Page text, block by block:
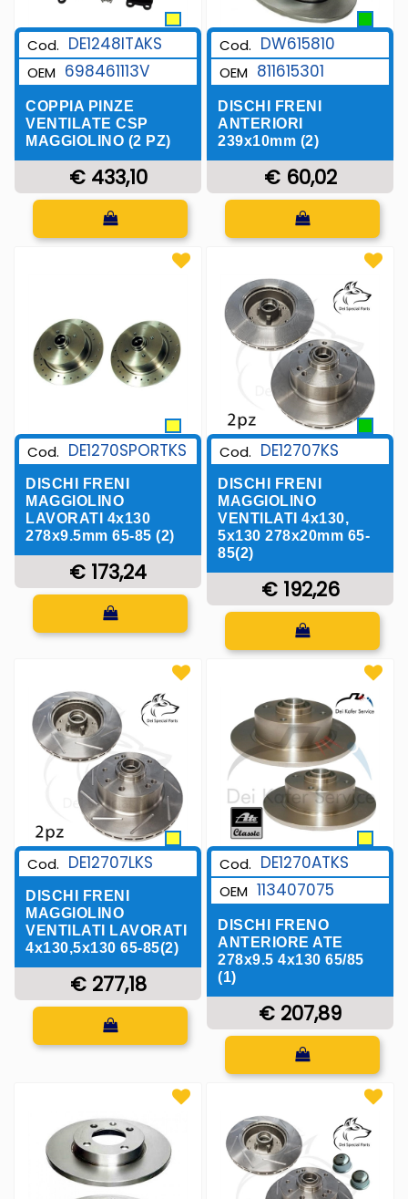
Cod. DE1248ITAKS
OEM 698461113V
COPPIA PINZE
VENTILATE CSP
MAGGIOLINO (2 PZ)
€ 433,10
Quantità
Cod. DW615810
OEM 811615301
DISCHI FRENI
ANTERIORI
239x10mm (2)
€ 60,02
Quantità
Cod. DE1270SPORTKS
DISCHI FRENI
MAGGIOLINO
LAVORATI 4x130
278x9.5mm 65-85 (2)
€ 173,24
Quantità
Cod. DE12707KS
DISCHI FRENI
MAGGIOLINO
VENTILATI 4x130,
5x130 278x20mm 65-
85(2)
€ 192,26
Quantità
Cod. DE12707LKS
DISCHI FRENI
MAGGIOLINO
VENTILATI LAVORATI
4x130,5x130 65-85(2)
€ 277,18
Quantità
Cod. DE1270ATKS
OEM 113407075
DISCHI FRENO
ANTERIORE ATE
278x9.5 4x130 65/85
(1)
€ 207,89
Quantità